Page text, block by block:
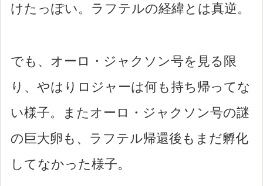
けたっぽい。ラフテルの経緯とは真逆。
でも、オーロ・ジャクソン号を見る限
り、やはりロジャーは何も持ち帰ってな
い様子。またオーロ・ジャクソン号の謎
の巨大卵も、ラフテル帰還後もまだ孵化
してなかった様子。